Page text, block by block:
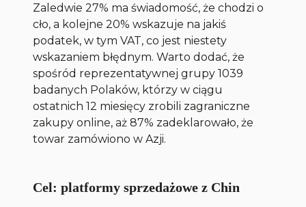
Zaledwie 27% ma świadomość, że chodzi o
cło, a kolejne 20% wskazuje na jakiś
podatek, w tym VAT, co jest niestety
wskazaniem błędnym. Warto dodać, że
spośród reprezentatywnej grupy 1039
badanych Polaków, którzy w ciągu
ostatnich 12 miesięcy zrobili zagraniczne
zakupy online, aż 87% zadeklarowało, że
towar zamówiono w Azji.
Cel: platformy sprzedażowe z Chin